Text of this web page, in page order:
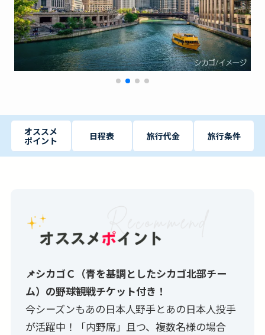
オススメ
ポイント
日程表 旅行代金 旅行条件
📌シカゴＣ（青を基調としたシカゴ北部チー
ム）の野球観戦チケット付き！
今シーズンもあの日本人野手とあの日本人投手
が活躍中！「内野席」且つ、複数名様の場合